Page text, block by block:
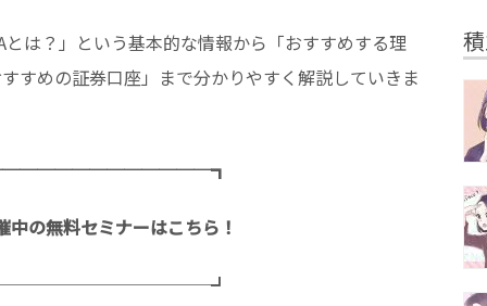
は？」という基本的な情報から「おすすめする理
すめの証券口座」まで分かりやすく解説していきま
中の無料セミナーはこちら！